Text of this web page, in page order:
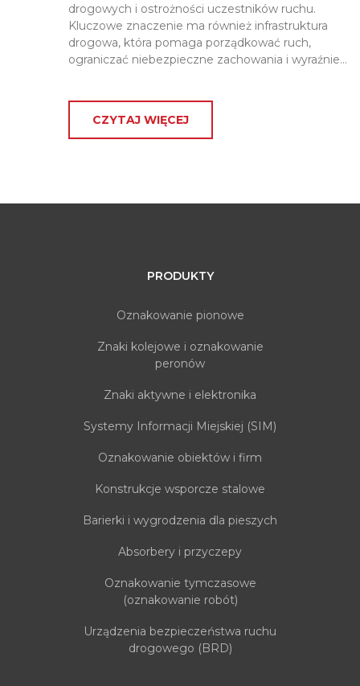
drogowych i ostrożności uczestników ruchu.
Kluczowe znaczenie ma również infrastruktura
drogowa, która pomaga porządkować ruch,
ograniczać niebezpieczne zachowania i wyraźnie…
CZYTAJ WIĘCEJ
PRODUKTY
Oznakowanie pionowe
Znaki kolejowe i oznakowanie
peronów
Znaki aktywne i elektronika
Systemy Informacji Miejskiej (SIM)
Oznakowanie obiektów i firm
Konstrukcje wsporcze stalowe
Barierki i wygrodzenia dla pieszych
Absorbery i przyczepy
Oznakowanie tymczasowe
(oznakowanie robót)
Urządzenia bezpieczeństwa ruchu
drogowego (BRD)